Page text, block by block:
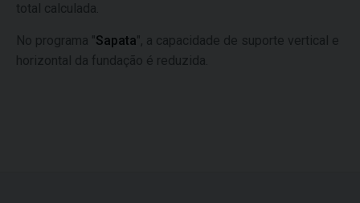
total calculada.
No programa "Sapata", a capacidade de suporte vertical e
horizontal da fundação é reduzida.